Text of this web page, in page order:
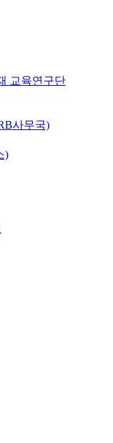
교육연구단
사무국)
)